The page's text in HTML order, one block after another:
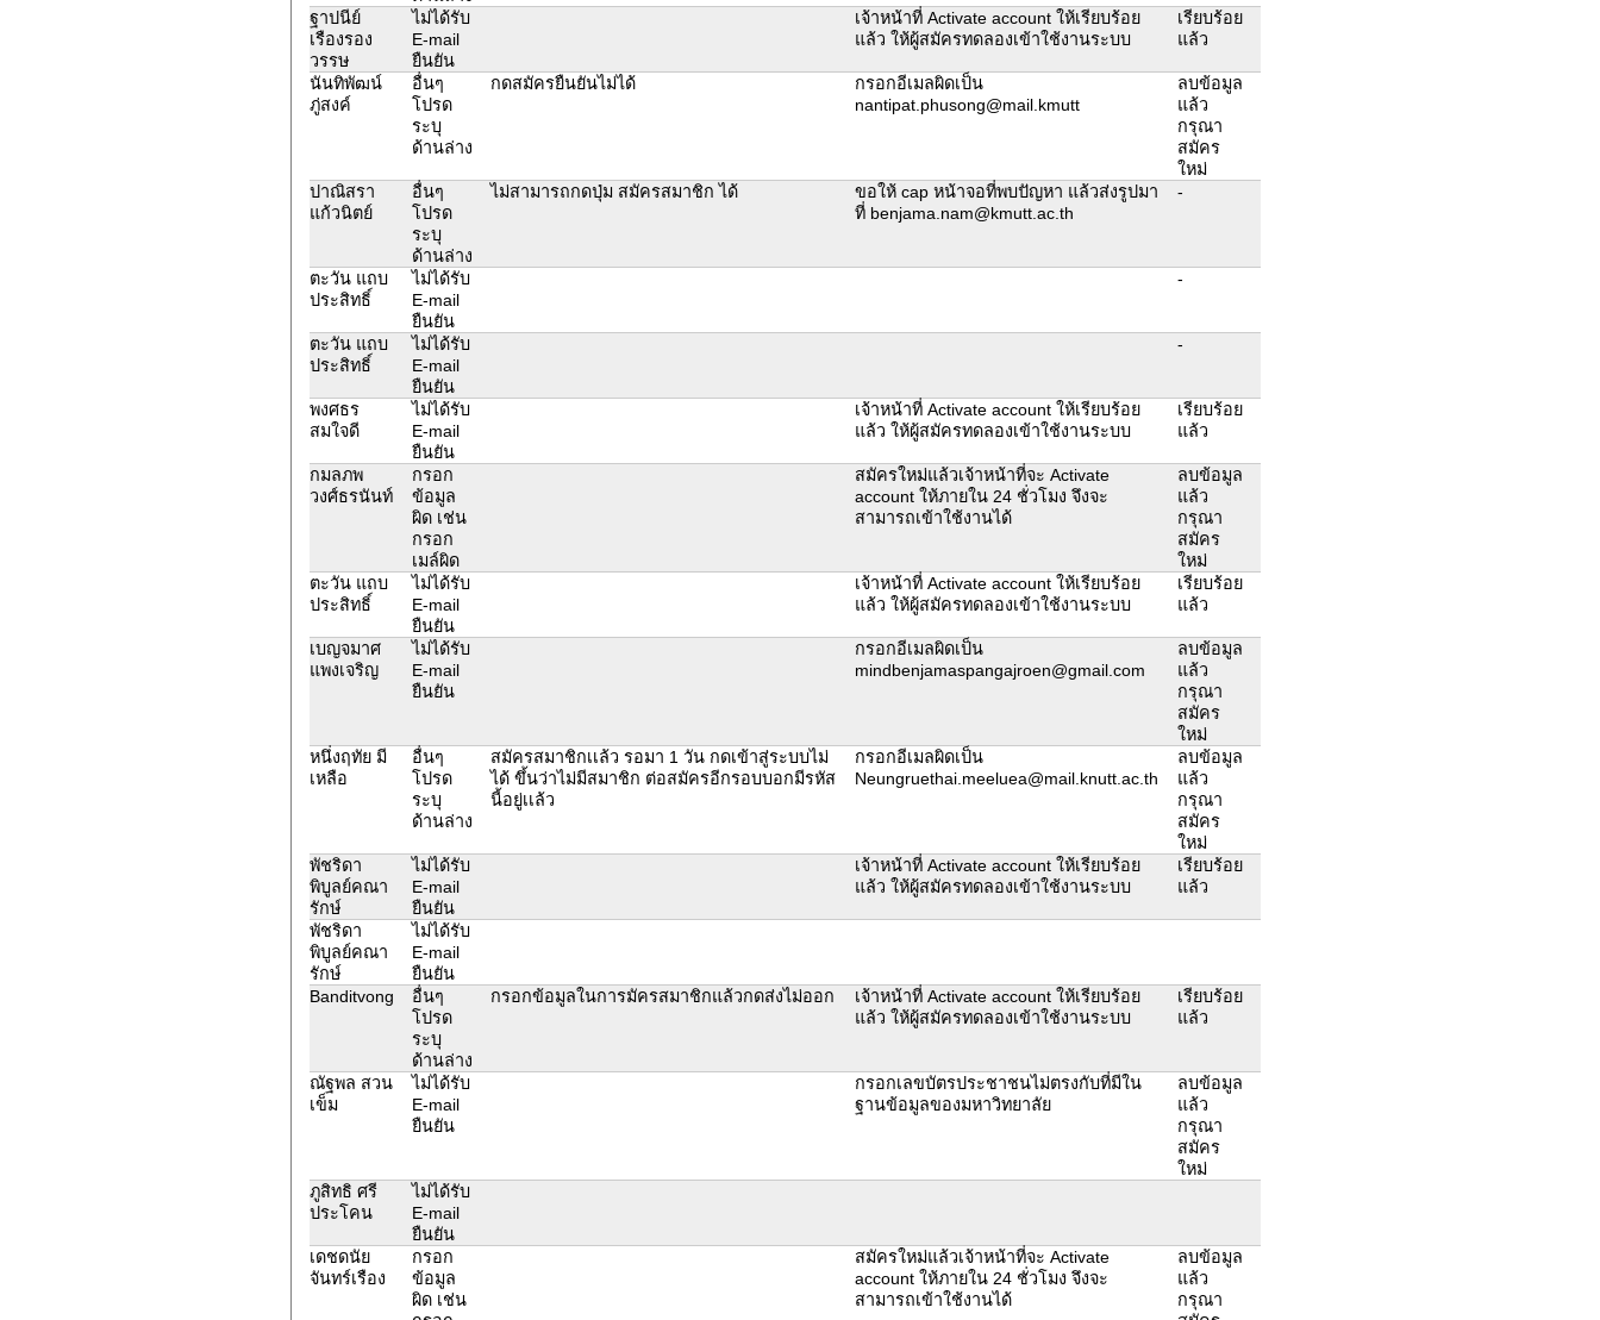
ฐาปนีย์
เรืองรอง
วรรษ
ไม่ได้รับ
E-mail
ยืนยัน
เจ้าหน้าที่ Activate account ให้เรียบร้อย
แล้ว ให้ผู้สมัครทดลองเข้าใช้งานระบบ
เรียบร้อย
แล้ว
นันทิพัฒน์
ภู่สงค์
อื่นๆ
โปรด
ระบุ
ด้านล่าง
กดสมัครยืนยันไม่ได้
กรอกอีเมลผิดเป็น
nantipat.phusong@mail.kmutt
ลบข้อมูล
แล้ว
กรุณา
สมัคร
ใหม่
ปาณิสรา
แก้วนิตย์
อื่นๆ
โปรด
ระบุ
ด้านล่าง
ไม่สามารถกดปุ่ม สมัครสมาชิก ได้
ขอให้ cap หน้าจอที่พบปัญหา แล้วส่งรูปมา
ที่ benjama.nam@kmutt.ac.th
-
ตะวัน แถบ
ประสิทธิ์
ไม่ได้รับ
E-mail
ยืนยัน
-
ตะวัน แถบ
ประสิทธิ์
ไม่ได้รับ
E-mail
ยืนยัน
-
พงศธร
สมใจดี
ไม่ได้รับ
E-mail
ยืนยัน
เจ้าหน้าที่ Activate account ให้เรียบร้อย
แล้ว ให้ผู้สมัครทดลองเข้าใช้งานระบบ
เรียบร้อย
แล้ว
กมลภพ
วงศ์ธรนันท์
กรอก
ข้อมูล
ผิด เช่น
กรอก
เมล์ผิด
สมัครใหม่แล้วเจ้าหน้าที่จะ Activate
account ให้ภายใน 24 ชั่วโมง จึงจะ
สามารถเข้าใช้งานได้
ลบข้อมูล
แล้ว
กรุณา
สมัคร
ใหม่
ตะวัน แถบ
ประสิทธิ์
ไม่ได้รับ
E-mail
ยืนยัน
เจ้าหน้าที่ Activate account ให้เรียบร้อย
แล้ว ให้ผู้สมัครทดลองเข้าใช้งานระบบ
เรียบร้อย
แล้ว
เบญจมาศ
แพงเจริญ
ไม่ได้รับ
E-mail
ยืนยัน
กรอกอีเมลผิดเป็น
mindbenjamaspangajroen@gmail.com
ลบข้อมูล
แล้ว
กรุณา
สมัคร
ใหม่
หนึ่งฤทัย มี
เหลือ
อื่นๆ
โปรด
ระบุ
ด้านล่าง
สมัครสมาชิกเเล้ว รอมา 1 วัน กดเข้าสู่ระบบไม่
ได้ ขึ้นว่าไม่มีสมาชิก ต่อสมัครอีกรอบบอกมีรหัส
นี้อยู่เเล้ว
กรอกอีเมลผิดเป็น
Neungruethai.meeluea@mail.knutt.ac.th
ลบข้อมูล
แล้ว
กรุณา
สมัคร
ใหม่
พัชริดา
พิบูลย์คณา
รักษ์
ไม่ได้รับ
E-mail
ยืนยัน
เจ้าหน้าที่ Activate account ให้เรียบร้อย
แล้ว ให้ผู้สมัครทดลองเข้าใช้งานระบบ
เรียบร้อย
แล้ว
พัชริดา
พิบูลย์คณา
รักษ์
ไม่ได้รับ
E-mail
ยืนยัน
Banditvong
อื่นๆ
โปรด
ระบุ
ด้านล่าง
กรอกข้อมูลในการมัครสมาชิกแล้วกดส่งไม่ออก
เจ้าหน้าที่ Activate account ให้เรียบร้อย
แล้ว ให้ผู้สมัครทดลองเข้าใช้งานระบบ
เรียบร้อย
แล้ว
ณัฐพล สวน
เข็ม
ไม่ได้รับ
E-mail
ยืนยัน
กรอกเลขบัตรประชาชนไม่ตรงกับที่มีใน
ฐานข้อมูลของมหาวิทยาลัย
ลบข้อมูล
แล้ว
กรุณา
สมัคร
ใหม่
ภูสิทธิ ศรี
ประโคน
ไม่ได้รับ
E-mail
ยืนยัน
เดชดนัย
จันทร์เรือง
กรอก
ข้อมูล
ผิด เช่น
สมัครใหม่แล้วเจ้าหน้าที่จะ Activate
account ให้ภายใน 24 ชั่วโมง จึงจะ
สามารถเข้าใช้งานได้
ลบข้อมูล
แล้ว
กรุณา